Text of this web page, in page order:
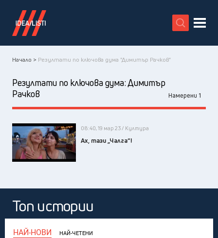
X
Начало > Резултати по ключова дума "Димитър Рачков"
Резултати по ключова дума:Димитър
Рачков
Намерени 1
08:40, 19 мар 23 / Култура
Ах, тази „Чалга“!
Топ истории
НАЙ-НОВИ НАЙ-ЧЕТЕНИ